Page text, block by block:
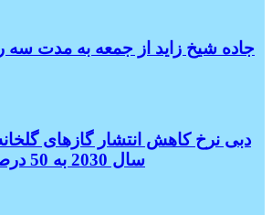
جاده شیخ زاید از جمعه به مدت سه
دبی نرخ کاهش انتشار گازهای
سال 2030 به 50 درصد افزایش می دهد